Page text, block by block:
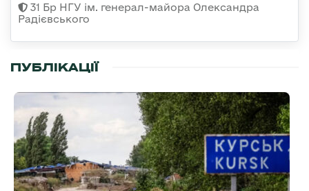
31 Бр НГУ ім. генерал-майора Олександра
Радієвського
ПУБЛІКАЦІЇ